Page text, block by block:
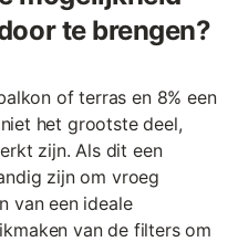
te brengen?
of terras en 8% een
het grootste deel,
zijn. Als dit een
zijn om vroeg
van een ideale
van de filters om